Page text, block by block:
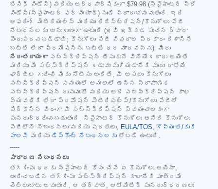
బేసిక్ విండోస్) మరియు అర్ధవార్షికంగా $79.98 (స్పైహంటర్ ప్రో
విండోస్/స్పైహంటర్ ఫర్ మ్యాక్) నుండి ప్రారంభమవుతుంది. ఇది
ఆఫరింగ్ మెటీరియల్స్ మరియు రిజిస్ట్రేషన్/కొనుగోలు పేజీ
నిబంధనలకు అనుగుణంగా ఉంటుంది (ఇవి ఇక్కడ సూచన ద్వారా
పొందుపరచబడ్డాయి; కొనుగోలు పేజీ వివరాల ప్రకారం దేశాన్ని
బట్టి లేదా ప్రమోషన్‌ను బట్టి ధర మారవచ్చు). మీరు
నిరంతరాయంగాసబ్‌స్క్రిప్షన్ తీసుకునే వినియోగదారు అయితే
మరియు మీ సబ్‌స్క్రిప్షన్ గడువు ముగియడానికి ముందు రాబోయే
ఛార్జీల గురించి మీకు నోటీసు అందితే, మీ అసలు కొనుగోలు
సబ్‌స్క్రిప్షన్ సమయంలో అమలులో ఉన్న ప్రామాణిక
సబ్‌స్క్రిప్షన్ రుసుముతో మరియు అదే సబ్‌స్క్రిప్షన్ కాల
వ్యవధికి లేదా ప్రమోషన్ మెటీరియల్స్/కొనుగోలు పేజీలో
పేర్కొన్న విధంగా మీ సబ్‌స్క్రిప్షన్ స్వయంచాలకంగా
పునరుద్ధరించబడుతుంది. స్పైహంటర్ కొనుగోలు అనేది కొనుగోలు
పేజీలోని నిబంధనలు మరియు షరతులు, EULA/TOS, గోప్యత/కుకీ
పాలసీ మరియు డిస్కౌంట్ నిబంధనలకు లోబడి ఉంటుంది.
-----
సాధారణ నిబంధనలు
తగ్గింపు ధరకు స్పైహంటర్ కోసం చేసే ఏ కొనుగోలు అయినా,
అందించబడిన తగ్గింపు సబ్‌స్క్రిప్షన్ కాలానికి మాత్రమే
చెల్లుబాటు అవుతుంది. ఆ తర్వాత, ఆటోమేటిక్ పునరుద్ధరణలు